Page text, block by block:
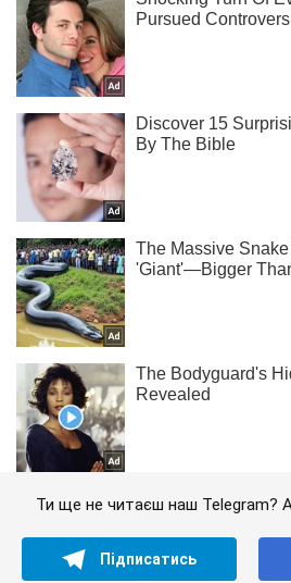
Ти ще не читаєш наш Telegram?
Підписатись